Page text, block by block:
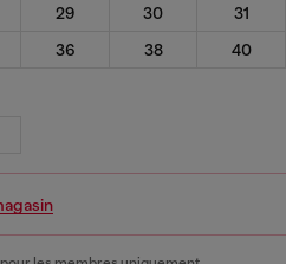
29 30
31
36 38 40